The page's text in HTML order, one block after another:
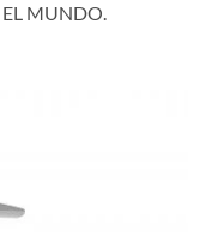
EL MUNDO.